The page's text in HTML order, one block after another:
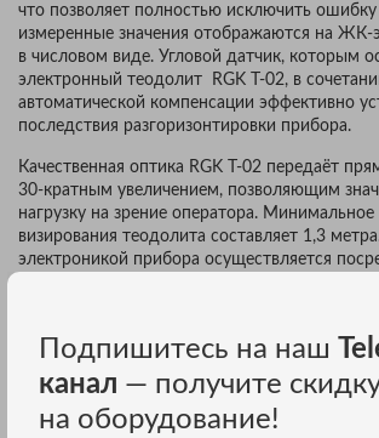
что позволяет полностью исключить ошибку
измеренные значения отображаются на ЖК-
в числовом виде. Угловой датчик, которым
электронный теодолит RGK T-02, в
автоматической компенсации эффективно
последствия разгоризонтировки прибора.
Качественная оптика RGK T-02 передаёт
30-кратным увеличением, позволяющим
нагрузку на зрение оператора. Минимальное
визирования теодолита составляет 1,3
электроникой прибора осуществляется
обеих сторон теодолита. Клавиатура
освещения.
Электронный теодолит RGK T-02
управлении, не требует специальной
Подпишитесь на наш
канал — получите
на оборудование!